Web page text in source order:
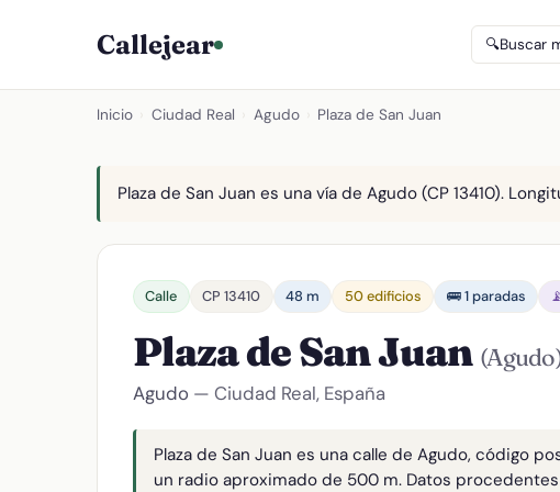
Callejear 🔍Buscar
Inicio Ciudad Real Agudo Plaza de San Juan
Plaza de San Juan es una vía de Agudo (CP 13410).
Calle CP 13410 48 m 50 edificios 🚌 1 paradas
Plaza de San Juan
Agudo — Ciudad Real, España
Plaza de San Juan es una calle de Agudo, código
un radio aproximado de 500 m. Datos